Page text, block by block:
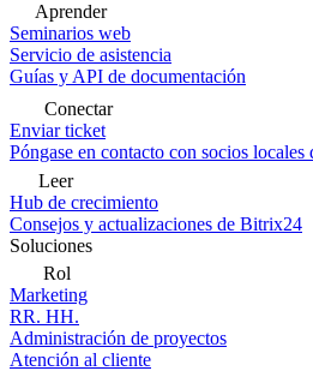
Aprender
Seminarios web
Servicio de asistencia
Guías y API de documentación
Conectar
Enviar ticket
Póngase en contacto con socios
Leer
Hub de crecimiento
Consejos y actualizaciones de Bitrix24
Soluciones
Rol
Marketing
RR. HH.
Administración de proyectos
Atención al cliente